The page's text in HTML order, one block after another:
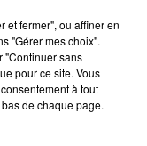
et fermer", ou affiner en
"Gérer mes choix".
"Continuer sans
pour ce site. Vous
à tout
de chaque page.